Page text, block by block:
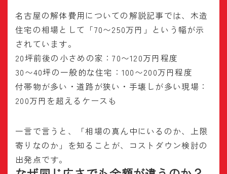
名古屋の解体費用についての解説記事では、木造
住宅の相場として「70〜250万円」という幅が示
されています。
20坪前後の小さめの家：70〜120万円程度
30〜40坪の一般的な住宅：100〜200万円程度
付帯物が多い・道路が狭い・手壊しが多い現場：
200万円を超えるケースも
一言で言うと、「相場の真ん中にいるのか、上限
寄りなのか」を知ることが、コストダウン検討の
出発点です。